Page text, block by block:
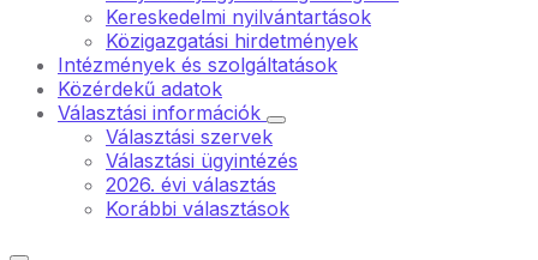
Kereskedelmi nyilvántartások
Közigazgatási hirdetmények
Intézmények és szolgáltatások
Közérdekű adatok
Választási információk
Választási szervek
Választási ügyintézés
2026. évi választás
Korábbi választások